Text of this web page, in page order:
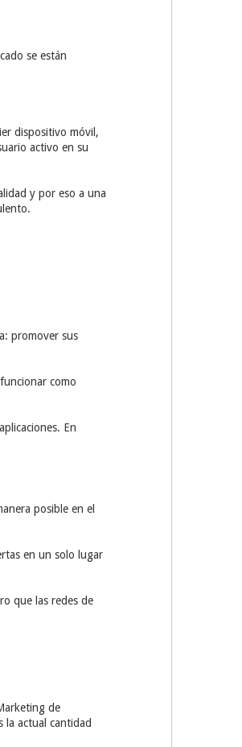
se están
dispositivo móvil,
activo en su
y por eso a una
promover sus
como
En
posible en el
en un solo lugar
que las redes de
de
la actual cantidad